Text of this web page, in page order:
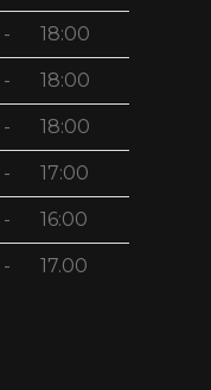
- 18:00
- 18:00
- 18:00
- 17:00
- 16:00
- 17.00